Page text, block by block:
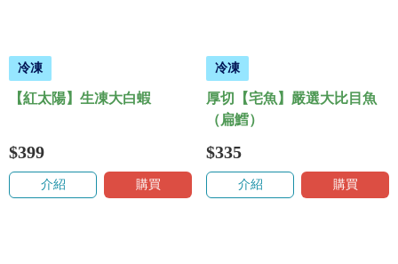
冷凍
【紅太陽】生凍大白蝦
$399
介紹 購買
冷凍
厚切【宅魚】嚴選大比目魚
（扁鱈）
$335
介紹 購買